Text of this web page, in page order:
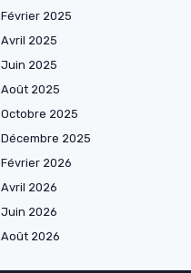
Février 2025
Avril 2025
Juin 2025
Août 2025
Octobre 2025
Décembre 2025
Février 2026
Avril 2026
Juin 2026
Août 2026